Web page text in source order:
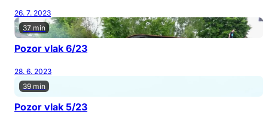
26. 7. 2023
37 min
Pozor vlak 6/23
28. 6. 2023
39 min
Pozor vlak 5/23